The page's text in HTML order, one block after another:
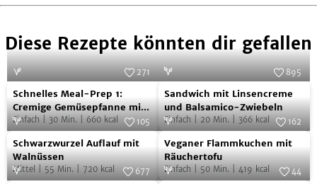
Diese Rezepte könnten dir gefallen
Schnelles
Meal-
Prep
1:
Cremige
Gemüsepfanne
271
Schnelles Meal-Prep 1:
Cremige Gemüsepfanne mit
Reis
Einfach 30 Min. 660 kcal
Sandwich
mit
Linsencreme
und
Balsamico-
Zwiebeln
895
Sandwich mit Linsencreme
und Balsamico-Zwiebeln
Einfach 20 Min. 366 kcal
Schwarzwurzel
Auflauf
mit
Foto: SevenCooks
105
Schwarzwurzel Auflauf mit
Walnüssen
Mittel 55 Min. 720 kcal
Veganer
Flammkuchen
mit
Berief
162
Veganer Flammkuchen mit
Räuchertofu
Einfach 50 Min. 419 kcal
677 44